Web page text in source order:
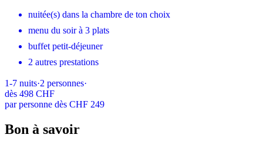
nuitée(s) dans la chambre de ton choix
menu du soir à 3 plats
buffet petit-déjeuner
2 autres prestations
1-7 nuits·2 personnes·
dès 498 CHF
par personne dès CHF 249
Bon à savoir